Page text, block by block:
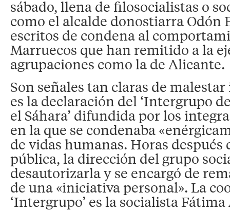
sábado, llena de filosocialistas o
como el alcalde donostiarra Odón
escritos de condena al
Marruecos que han remitido a la
agrupaciones como la de Alicante.
Son señales tan claras de
es la declaración del ‘Intergrupo
el Sáhara’ difundida por los
en la que se condenaba
de vidas humanas. Horas después
pública, la dirección del grupo
desautorizarla y se encargó de
de una «iniciativa personal». La
‘Intergrupo’ es la socialista